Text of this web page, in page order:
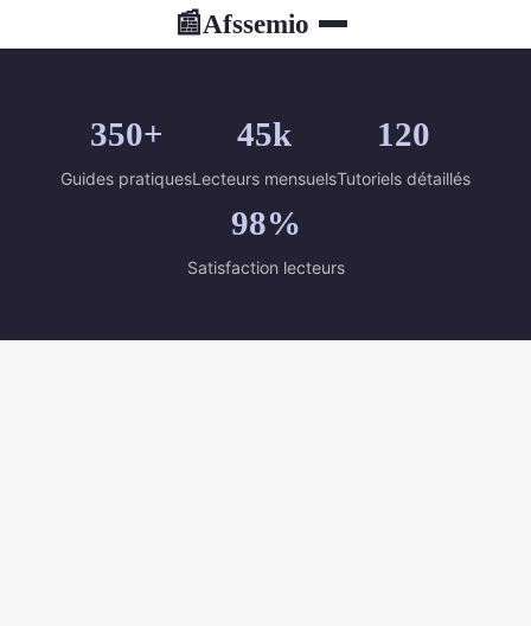
📰Afssemio
350+
Guides pratiques
45k
Lecteurs mensuels
120
Tutoriels détaillés
98%
Satisfaction lecteurs